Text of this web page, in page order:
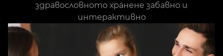
здравословното хранене забавно и
интерактивно